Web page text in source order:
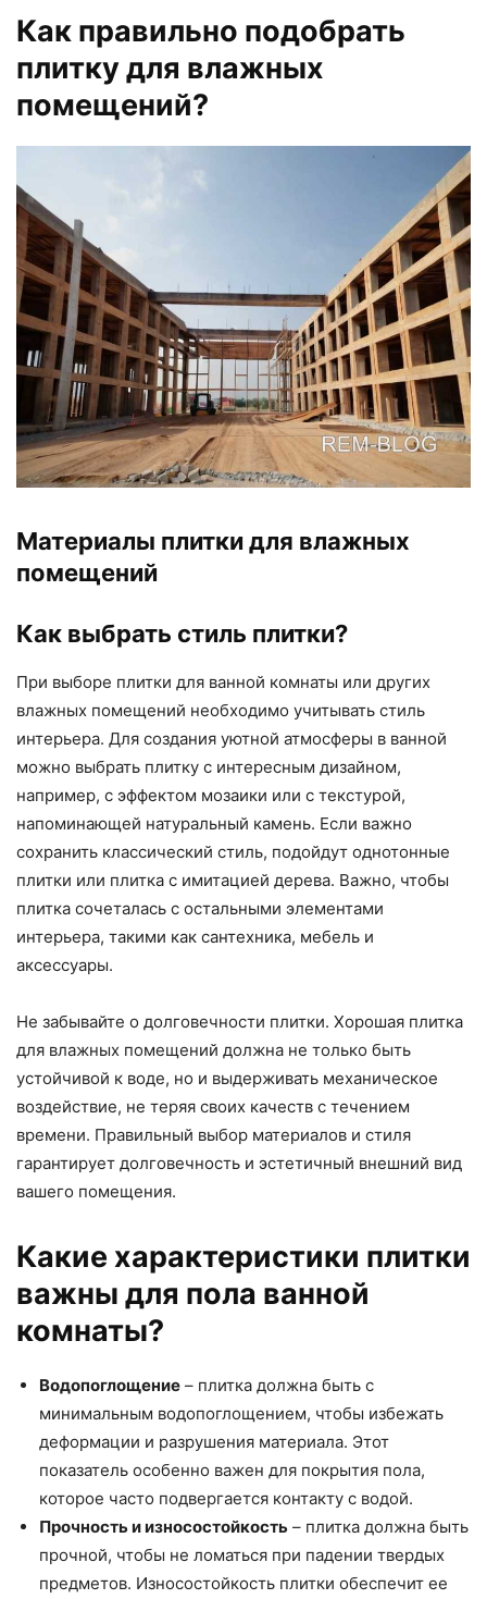
Как правильно подобрать
плитку для влажных
помещений?
Материалы плитки для влажных
помещений
Как выбрать стиль плитки?
При выборе плитки для ванной комнаты или других
влажных помещений необходимо учитывать стиль
интерьера. Для создания уютной атмосферы в ванной
можно выбрать плитку с интересным дизайном,
например, с эффектом мозаики или с текстурой,
напоминающей натуральный камень. Если важно
сохранить классический стиль, подойдут однотонные
плитки или плитка с имитацией дерева. Важно, чтобы
плитка сочеталась с остальными элементами
интерьера, такими как сантехника, мебель и
аксессуары.
Не забывайте о долговечности плитки. Хорошая плитка
для влажных помещений должна не только быть
устойчивой к воде, но и выдерживать механическое
воздействие, не теряя своих качеств с течением
времени. Правильный выбор материалов и стиля
гарантирует долговечность и эстетичный внешний вид
вашего помещения.
Какие характеристики плитки
важны для пола ванной
комнаты?
Водопоглощение – плитка должна быть с
минимальным водопоглощением, чтобы избежать
деформации и разрушения материала. Этот
показатель особенно важен для покрытия пола,
которое часто подвергается контакту с водой.
Прочность и износостойкость – плитка должна быть
прочной, чтобы не ломаться при падении твердых
предметов. Износостойкость плитки обеспечит ее